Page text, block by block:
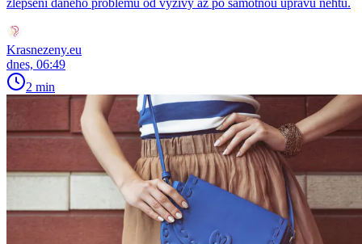
Krasnezeny.eu
dnes, 06:49
2 min